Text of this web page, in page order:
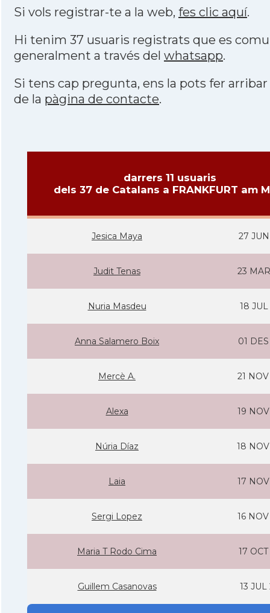
Si vols registrar-te a la web, fes clic aquí.
Hi tenim 37 usuaris registrats que es
generalment a través del whatsapp.
Si tens cap pregunta, ens la pots fer arribar
de la pàgina de contacte.
darrers 11 usuaris
dels 37 de Catalans a FRANKFURT am
Jesica Maya 27
Judit Tenas 23
Nuria Masdeu 18 JUL
Anna Salamero Boix 01
Mercè A. 21
Alexa 19
Núria Díaz 18
Laia 17
Sergi Lopez 16
Maria T Rodo Cima 17
Guillem Casanovas 13 JUL